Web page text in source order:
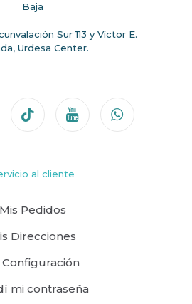
Baja
Sur 113 y Víctor E.
Urdesa Center.
al cliente
Mis Pedidos
Direcciones
Configuración
mi contraseña